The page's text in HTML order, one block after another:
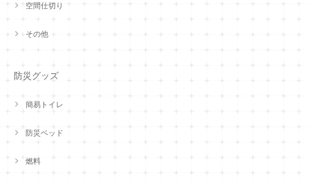
空間仕切り
その他
防災グッズ
簡易トイレ
防災ベッド
燃料